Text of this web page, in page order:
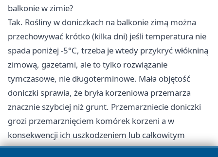
balkonie w zimie?
Tak. Rośliny w doniczkach na balkonie zimą można
przechowywać krótko (kilka dni) jeśli temperatura nie
spada poniżej -5°C, trzeba je wtedy przykryć włókniną
zimową, gazetami, ale to tylko rozwiązanie
tymczasowe, nie długoterminowe. Mała objętość
doniczki sprawia, że bryła korzeniowa przemarza
znacznie szybciej niż grunt. Przemarzniecie doniczki
grozi przemarznięciem komórek korzeni a w
konsekwencji ich uszkodzeniem lub całkowitym
zniszczeniem.